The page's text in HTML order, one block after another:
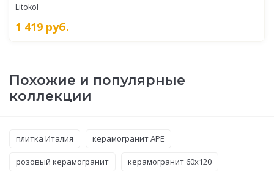
Litokol
1 419 руб.
Похожие и популярные
коллекции
плитка Италия керамогранит APE
розовый керамогранит керамогранит 60x120